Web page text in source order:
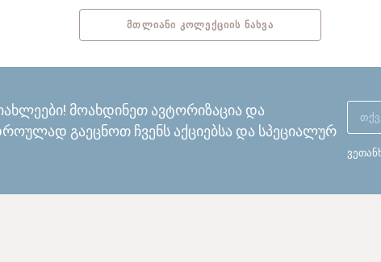
ᲛᲗᲚᲘᲐᲜᲘ ᲙᲝᲚᲔᲥᲪᲘᲘᲡ ᲜᲐᲮᲕᲐ
მოახდინეთ ავტორიზაცია და
გაეცნოთ ჩვენს აქციებსა და სპეციალურ